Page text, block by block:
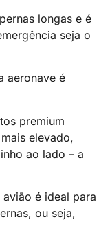
longas e é
seja o
aeronave é
premium
elevado,
ao lado – a
é ideal para
ou seja,